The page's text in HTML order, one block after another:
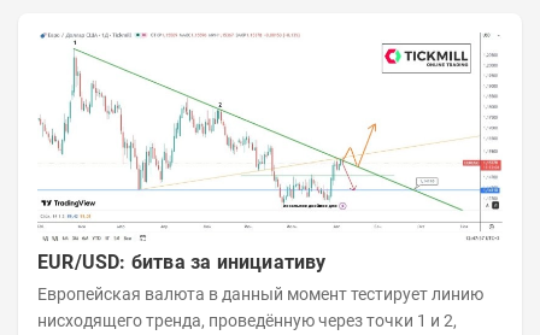
EUR/USD: битва за инициативу
Европейская валюта в данный момент тестирует линию
нисходящего тренда, проведённую через точки 1 и 2,